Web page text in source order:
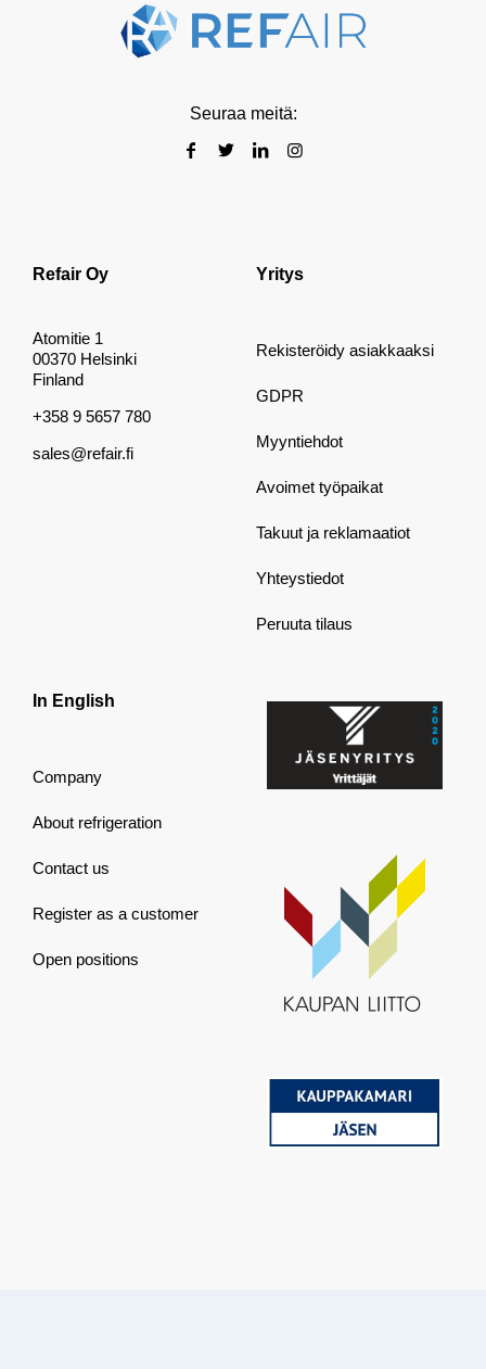
Seuraa meitä:
Refair Oy
Atomitie 1
00370 Helsinki
Finland
+358 9 5657 780
sales@refair.fi
Yritys
Rekisteröidy asiakkaaksi
GDPR
Myyntiehdot
Avoimet työpaikat
Takuut ja reklamaatiot
Yhteystiedot
Peruuta tilaus
In English
Company
About refrigeration
Contact us
Register as a customer
Open positions